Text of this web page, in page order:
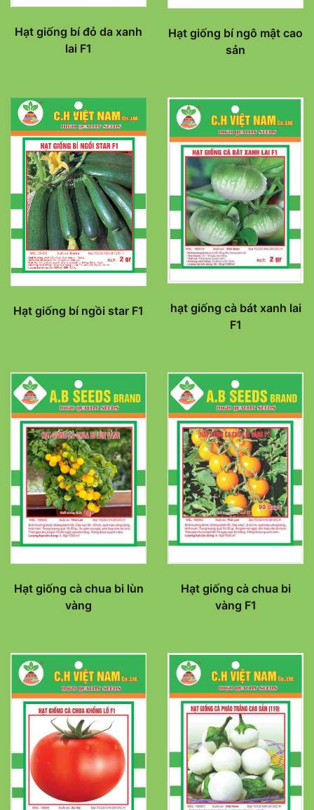
Hạt giống bí đỏ da xanh
lai F1
Hạt giống bí ngô mật cao
sản
Hạt giống bí ngồi star F1
hạt giống cà bát xanh lai
F1
Hạt giống cà chua bi lùn
vàng
Hạt giống cà chua bi
vàng F1